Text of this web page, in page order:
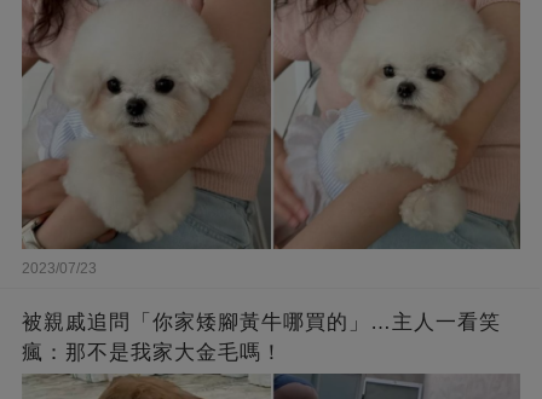
2023/07/23
被親戚追問「你家矮腳黃牛哪買的」…主人一看笑
瘋：那不是我家大金毛嗎！